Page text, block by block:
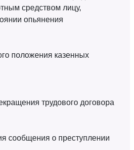
средством лицу,
опьянения
положения казенных
трудового договора
сообщения о преступлении